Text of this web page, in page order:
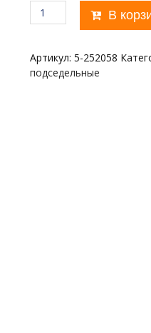
Количество
товара
подседельный
амортизационный
В
Артикул: 5-252058
подседельные